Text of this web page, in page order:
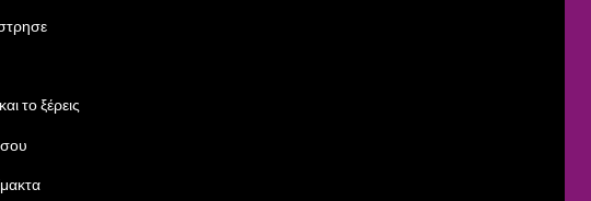
το ξέρεις
σου